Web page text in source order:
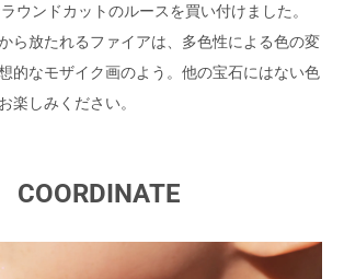
ウンドカットのルースを買い付けました。
ら放たれるファイアは、多色性による色の変
的なモザイク画のよう。他の宝石にはない色
楽しみください。
COORDINATE